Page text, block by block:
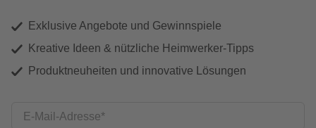
Exklusive Angebote und Gewinnspiele
Kreative Ideen & nützliche Heimwerker-Tipps
Produktneuheiten und innovative Lösungen
E-Mail-Adresse